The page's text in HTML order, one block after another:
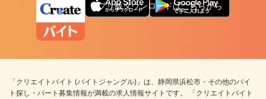
アプリ版ダウンロードはこちらから
「クリエイトバイト (バイトジャングル)」は、静岡県浜松市・その他のバイ
ト探し・パート募集情報が満載の求人情報サイトです。 「クリエイトバイト